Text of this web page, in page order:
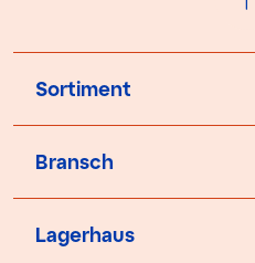
Sortiment
Bransch
Lagerhaus